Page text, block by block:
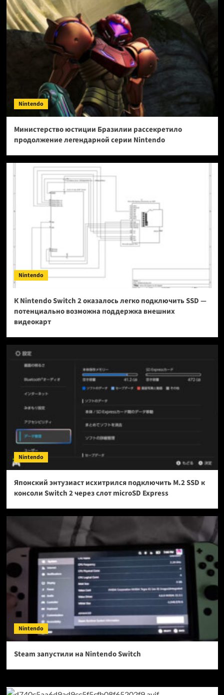
Nintendo
Министерство юстиции Бразилии рассекретило
продолжение легендарной серии Nintendo
Nintendo
К Nintendo Switch 2 оказалось легко подключить SSD —
потенциально возможна поддержка внешних
видеокарт
Nintendo
Японский энтузиаст исхитрился подключить M.2 SSD к
консоли Switch 2 через слот microSD Express
Nintendo
Steam запустили на Nintendo Switch